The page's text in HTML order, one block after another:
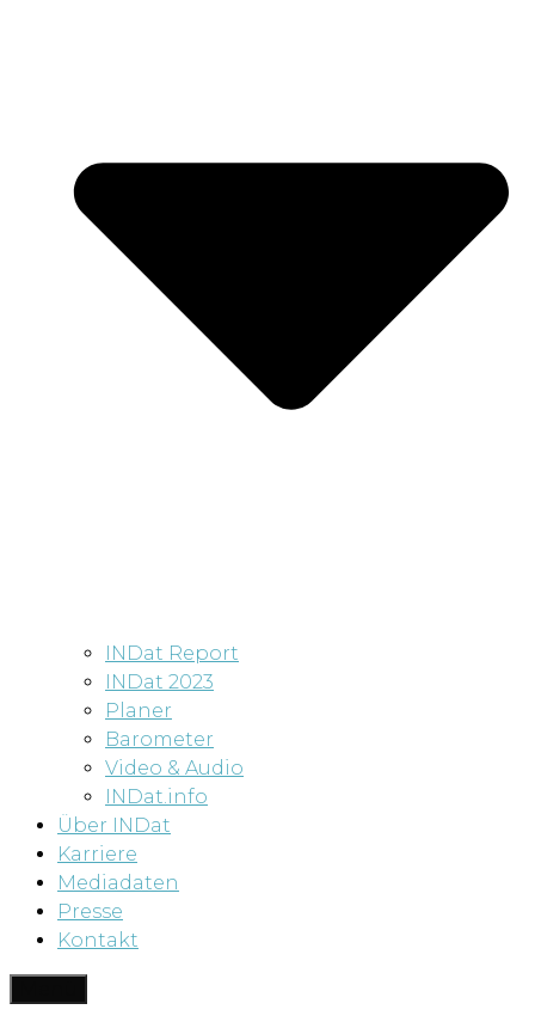
INDat Report
INDat 2023
Planer
Barometer
Video & Audio
INDat.info
Über INDat
Karriere
Mediadaten
Presse
Kontakt